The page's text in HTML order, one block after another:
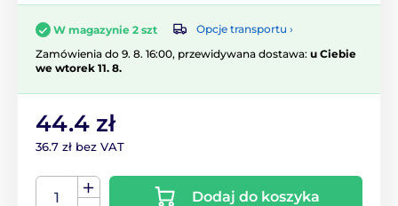
W magazynie 2 szt
Opcje transportu ›
Zamówienia do 9. 8. 16:00, przewidywana dostawa: u Ciebie
we wtorek 11. 8.
44.4 zł
36.7 zł bez VAT
Dodaj do koszyka